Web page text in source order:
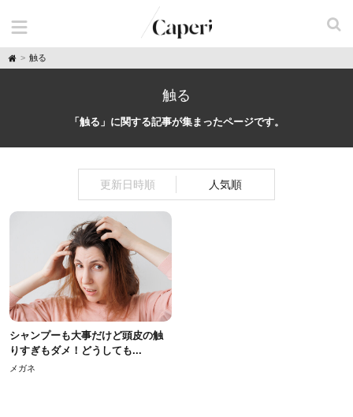
H
o
触る
触る
「触る」に関する記事が集まったページです。
更新日時順 人気順
シャンプーも大事だけど頭皮の触
りすぎもダメ！どうしても...
メガネ